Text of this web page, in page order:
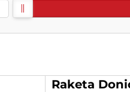
Raketa